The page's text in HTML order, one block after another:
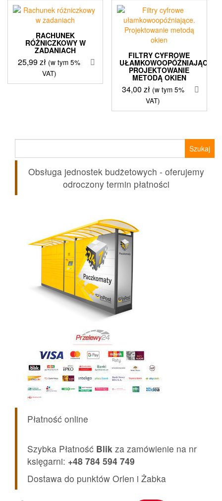
RACHUNEK
RÓŻNICZKOWY W
ZADANIACH
25,99zł (w tym 5%
VAT)
FILTRY CYFROWE
UŁAMKOWOOPÓŹNIAJĄCE.
PROJEKTOWANIE
METODĄ OKIEN
34,00 zł (w tym 5%
VAT)
Obsługa jednostek budżetowych - oferujemy
odroczony termin płatności
Płatność online
Szybka Płatność Blik za zamówienie na nr
księgarni: +48 784 594 749
Dostawa do punktów Orlen i Żabka